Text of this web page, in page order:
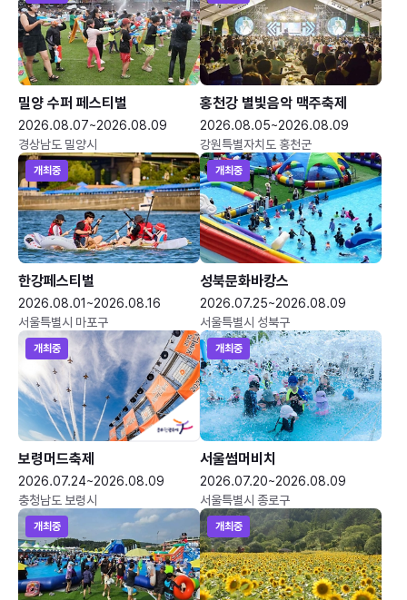
밀양 수퍼 페스티벌
2026.08.07~2026.08.09
경상남도 밀양시
홍천강 별빛음악 맥주축제
2026.08.05~2026.08.09
강원특별자치도 홍천군
개최중
한강페스티벌
2026.08.01~2026.08.16
서울특별시 마포구
개최중
성북문화바캉스
2026.07.25~2026.08.09
서울특별시 성북구
개최중
보령머드축제
2026.07.24~2026.08.09
충청남도 보령시
개최중
서울썸머비치
2026.07.20~2026.08.09
서울특별시 종로구
개최중 개최중